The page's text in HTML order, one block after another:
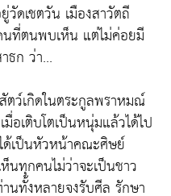
ดเชตวัน เมืองสาวัตถี
ที่ตนพบเห็น แต่ไม่ค่อยมี
ธก ว่า...
ว์เกิดในตระกูลพราหมณ์
อเติบโตเป็นหนุ่มแล้วได้ไป
เป็นหัวหน้าคณะศิษย์
นทุกคนไม่ว่าจะเป็นชาว
นทั้งหลายจงรับศีล รักษา